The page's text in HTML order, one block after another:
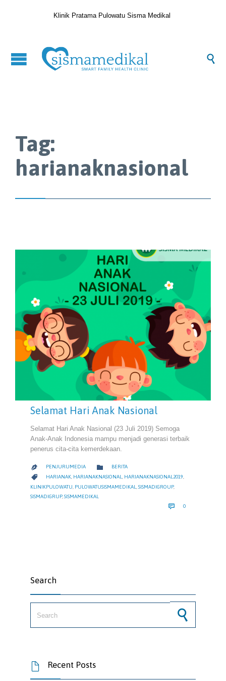
Klinik Pratama Pulowatu Sisma Medikal

Tag:
harianaknasional
Selamat Hari Anak Nasional
Selamat Hari Anak Nasional (23 Juli 2019) Semoga
Anak-Anak Indonesia mampu menjadi generasi terbaik
penerus cita-cita kemerdekaan.
 PENJURUMEDIA  CATEGORY
BERITA
 CATEGORY
HARIANAK, HARIANAKNASIONAL, HARIANAKNASIONAL2019,
KLINIKPULOWATU PULOWATUSISMAMEDIKAL SISMADIGROUP,
SISMADIGRUP, SISMAMEDIKAL
 0
Search
 Recent Posts